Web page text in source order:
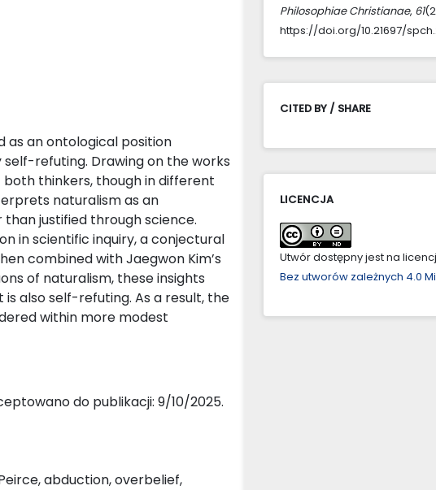
as an ontological position
refuting. Drawing on the works
both thinkers, though in different
naturalism as an
justified through science.
in scientific inquiry, a conjectural
combined with Jaegwon Kim’s
of naturalism, these insights
also self-refuting. As a result, the
within more modest
do publikacji: 9/10/2025.
abduction, overbelief,
Philosophiae Christianae, 61
https://doi.org/10.21697/
CITED BY / SHARE
LICENCJA
Utwór dostępny jest na
Bez utworów zależnych 4.0